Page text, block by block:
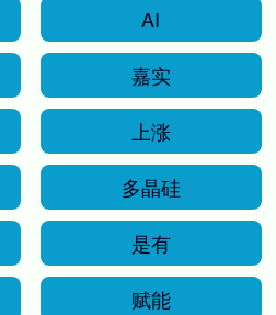
AI
嘉实
上涨
多晶硅
是有
赋能